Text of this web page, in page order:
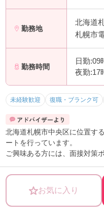
勤務地
北海道
札幌市
勤務時間
日勤:09
夜勤:17
未経験歓迎 復職・ブランク可
北海道札幌市中央区に位置す
ートを行っています。
ご興味ある方には、面接対策
お気に入り